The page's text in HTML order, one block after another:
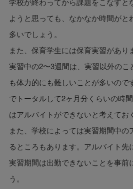
ようと思っても、なかなか時間が
多いでしょう。
また、保育学生には保育実習があり
実習中の2〜3週間は、実習以外のこ
も体力的にも難しいことが多いので
でトータルして2ヶ月分くらいの時
はアルバイトができないと考えてお
また、学校によっては実習期間中の
るところもあります。アルバイト先
実習期間は出勤できないことを事前
う。